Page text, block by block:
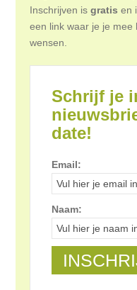
Inschrijven isgratis en
een link waar je je
wensen.
Schrijf je
date!
Email:
Naam: